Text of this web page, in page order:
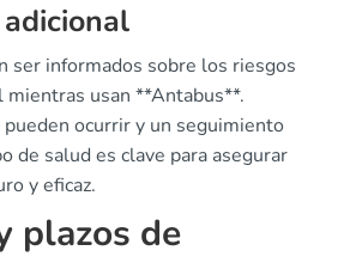
ser informados sobre los riesgos
mientras usan **Antabus**.
pueden ocurrir y un seguimiento
de salud es clave para asegurar
y eficaz.
plazos de